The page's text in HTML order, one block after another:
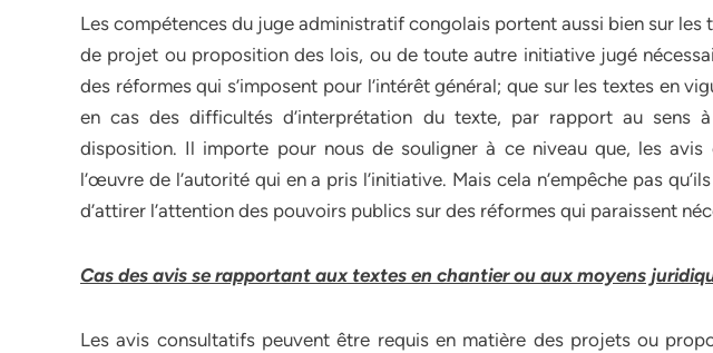
Les compétences du juge administratif congolais portent aussi bien sur les
de projet ou proposition des lois, ou de toute autre initiative jugé
des réformes qui s’imposent pour l’intérêt général; que sur les textes en
en cas des difficultés d’interprétation du texte, par rapport au sens
disposition. Il importe pour nous de souligner à ce niveau que, les avis
l’œuvre de l’autorité qui en a pris l’initiative. Mais cela n’empêche pas
d’attirer l’attention des pouvoirs publics sur des réformes qui paraissent
Cas des avis se rapportant aux textes en chantier ou aux moyens
Les avis consultatifs peuvent être requis en matière des projets ou